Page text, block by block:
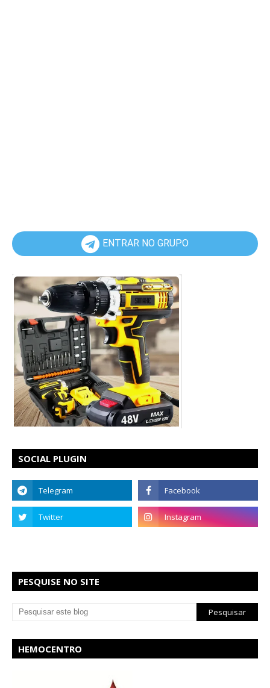
ENTRAR NO GRUPO
SOCIAL PLUGIN
PESQUISE NO SITE
HEMOCENTRO